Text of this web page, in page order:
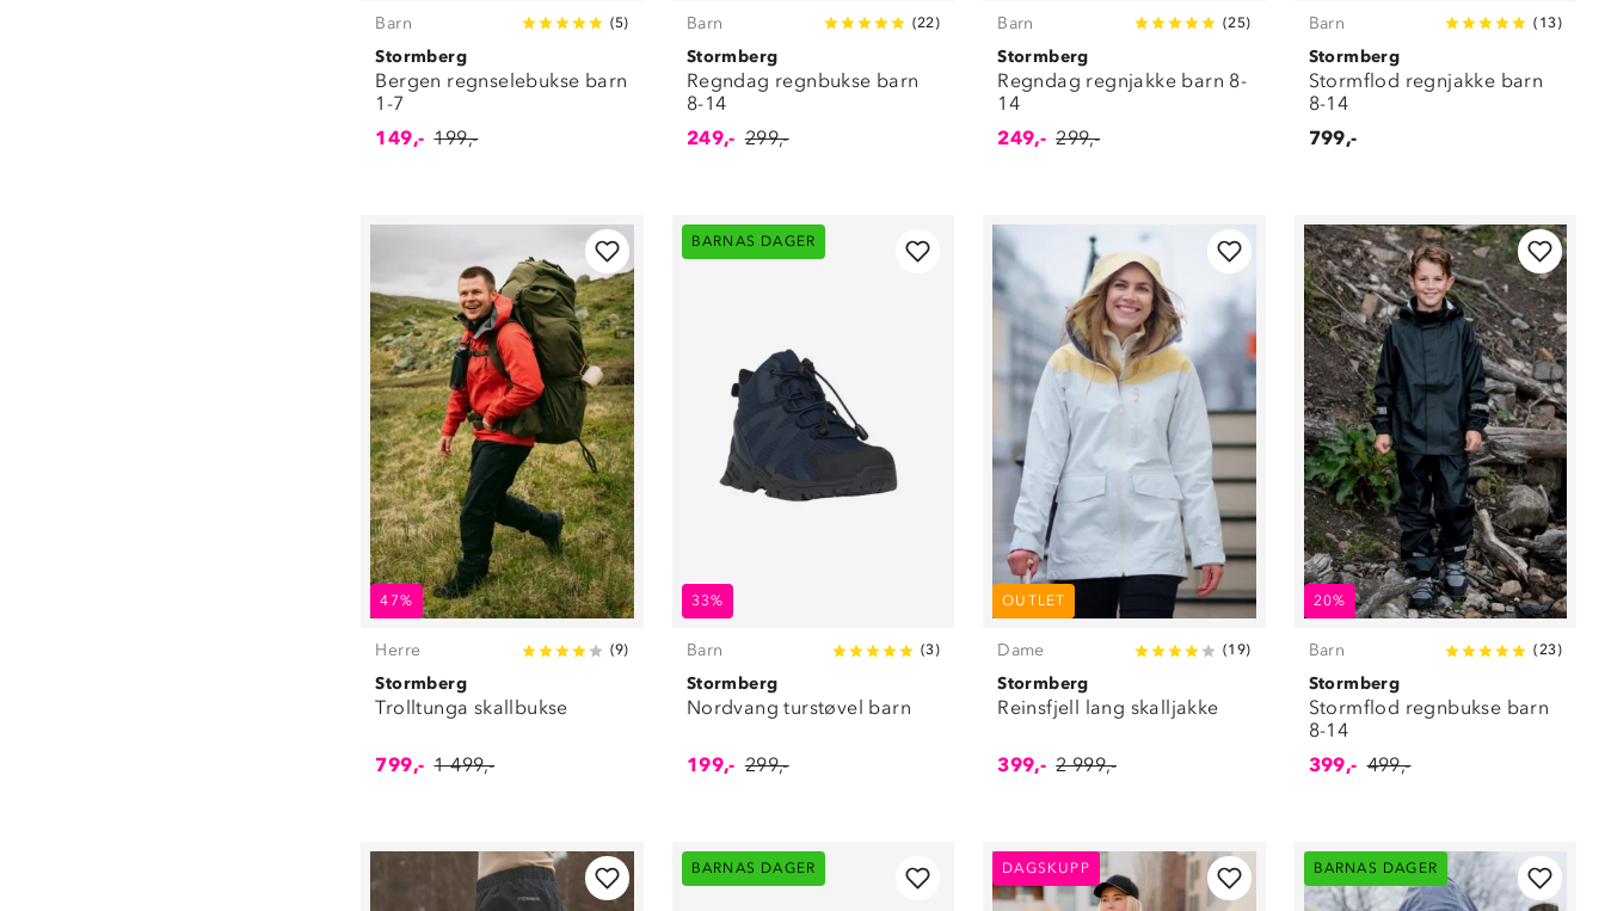
104 (220
110
222 )
116 ( 233
122
187
169)
1/2 (1)
3/4 (1)
5/7 (1)
19/22 (16)
23/26 (8)
27/30 (8)
31/33 (1
31/34 (10
34/36
33)
36/37
5 )
37/39 (45)
40/41 (3)
46/48
35
)
86/92
98/104 (
(1)
(2)
Utstyr
)
Vinterdresser
( 27
Vintersko
Barn (5)
Stormberg
Bergen regnselebukse barn
1-7
149,- 199,-
Barn (22)
Stormberg
Regndag regnbukse barn
8-14
249,- 299,-
Barn (25)
Stormberg
Regndag regnjakke barn 8-
14
249,- 299,-
Barn ( 13)
Stormberg
Stormflod regnjakke barn
8-14
799,-
47%
Herre (9)
Stormberg
Trolltunga skallbukse
799,- 1 499,-
BARNAS DAGER
33%
Barn (3)
Stormberg
Nordvang turstøvel barn
199,- 299,-
OUTLET
Dame (19)
Stormberg
Reinsfjell lang skalljakke
399,- 2 999,-
20%
Barn (23)
Stormberg
Stormflod regnbukse barn
8-14
399,- 499,-
BARNAS DAGER DAGSKUPP BARNAS DAGER